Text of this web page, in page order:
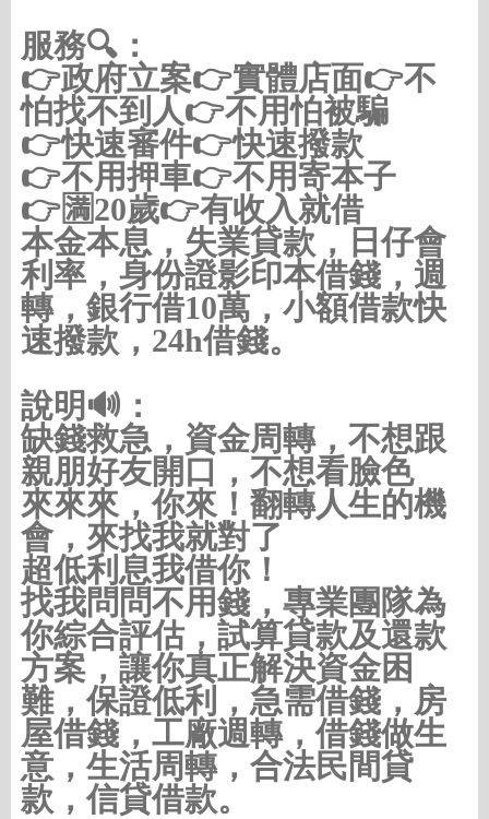
服務🔍：
👉政府立案👉實體店面👉不
怕找不到人👉不用怕被騙
👉快速審件👉快速撥款
👉不用押車👉不用寄本子
👉🈵️20歲👉有收入就借
本金本息，失業貸款，日仔會
利率，身份證影印本借錢，週
轉，銀行借10萬，小額借款快
速撥款，24h借錢。
說明🔊：
缺錢救急，資金周轉，不想跟
親朋好友開口，不想看臉色
來來來，你來！翻轉人生的機
會，來找我就對了
超低利息我借你！
找我問問不用錢，專業團隊為
你綜合評估，試算貸款及還款
方案，讓你真正解決資金困
難，保證低利，急需借錢，房
屋借錢，工廠週轉，借錢做生
意，生活周轉，合法民間貸
款，信貸借款。